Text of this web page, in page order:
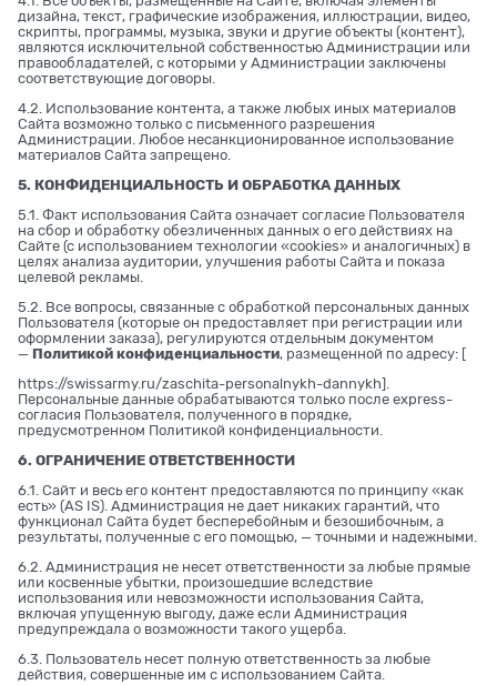
дизайна, текст, графические изображения, иллюстрации, видео,
скрипты, программы, музыка, звуки и другие объекты (контент),
являются исключительной собственностью Администрации или
правообладателей, с которыми у Администрации заключены
соответствующие договоры.
4.2. Использование контента, а также любых иных материалов
Сайта возможно только с письменного разрешения
Администрации. Любое несанкционированное использование
материалов Сайта запрещено.
5. КОНФИДЕНЦИАЛЬНОСТЬ И ОБРАБОТКА ДАННЫХ
5.1. Факт использования Сайта означает согласие Пользователя
на сбор и обработку обезличенных данных о его действиях на
Сайте (с использованием технологии «cookies» и аналогичных) в
целях анализа аудитории, улучшения работы Сайта и показа
целевой рекламы.
5.2. Все вопросы, связанные с обработкой персональных данных
Пользователя (которые он предоставляет при регистрации или
оформлении заказа), регулируются отдельным документом
— Политикой конфиденциальности, размещенной по адресу: [
https://swissarmy.ru/zaschita-personalnykh-dannykh].
Персональные данные обрабатываются только после express-
согласия Пользователя, полученного в порядке,
предусмотренном Политикой конфиденциальности.
6. ОГРАНИЧЕНИЕ ОТВЕТСТВЕННОСТИ
6.1. Сайт и весь его контент предоставляются по принципу «как
есть» (AS IS). Администрация не дает никаких гарантий, что
функционал Сайта будет бесперебойным и безошибочным, а
результаты, полученные с его помощью, — точными и надежными.
6.2. Администрация не несет ответственности за любые прямые
или косвенные убытки, произошедшие вследствие
использования или невозможности использования Сайта,
включая упущенную выгоду, даже если Администрация
предупреждала о возможности такого ущерба.
6.3. Пользователь несет полную ответственность за любые
действия, совершенные им с использованием Сайта.